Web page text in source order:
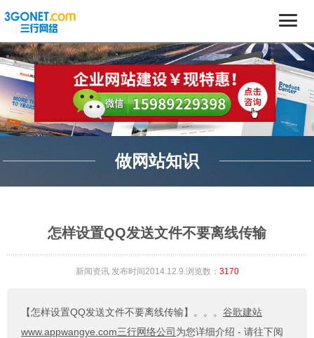
做网站知识
怎样设置QQ发送文件不要离线传输
新闻资讯发布时间2014.12.9.浏览数： 3170
【怎样设置QQ发送文件不要离线传输】 。。。 谷歌建站
www.appwangye.com三行网络公司 为您详细介绍 - 请往下阅